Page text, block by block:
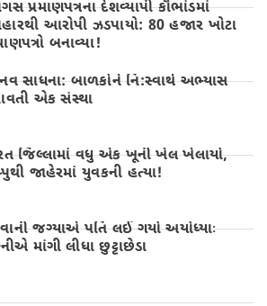
પ્રમાણપત્રના દેશવ્યાપી કૌભાંડમાં
આરોપી ઝડપાયો: 80 હજાર ખોટા
બનાવ્યા!
સાધના: બાળકોને નિ:સ્વાર્થ અભ્યાસ
એક સંસ્થા
જિલ્લામાં વધુ એક ખૂની ખેલ ખેલાયો,
જાહેરમાં યુવકની હત્યા!
જગ્યાએ પતિ લઈ ગયો અયોધ્યાઃ
માંગી લીધા છુટ્ટાછેડા